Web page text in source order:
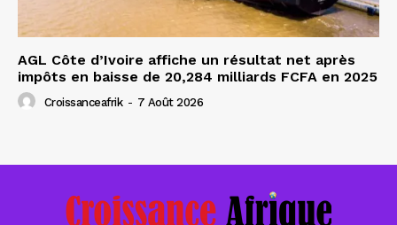
AGL Côte d’Ivoire affiche un résultat net après
impôts en baisse de 20,284 milliards FCFA en 2025
Croissanceafrik - 7 Août 2026